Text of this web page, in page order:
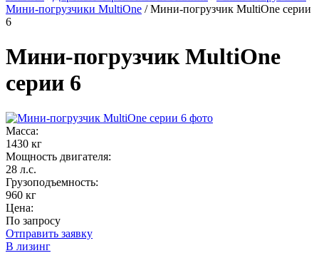
Мини-погрузчики MultiOne /Мини-погрузчик MultiОne серии
6
Мини-погрузчик MultiОne
серии 6
Масса:
1430 кг
Мощность двигателя:
28 л.с.
Грузоподъемность:
960 кг
Цена:
По запросу
Отправить заявку
В лизинг